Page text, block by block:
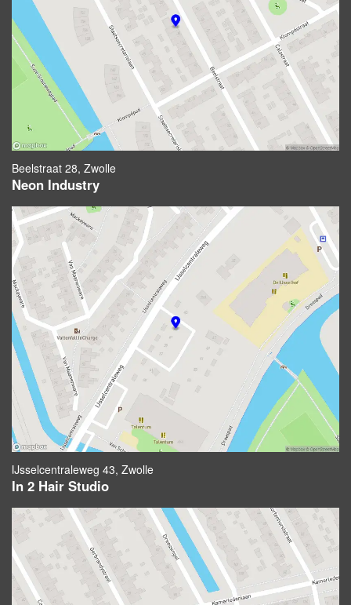
Beelstraat 28, Zwolle
Neon Industry
IJsselcentraleweg 43, Zwolle
In 2 Hair Studio